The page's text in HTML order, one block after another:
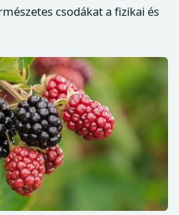
csodákat a fizikai és